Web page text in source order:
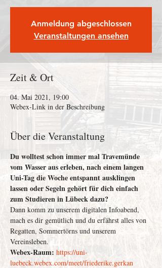
Anmeldung abgeschlossen
Veranstaltungen ansehen
Zeit & Ort
04. Mai 2021, 19:00
Webex-Link in der Beschreibung
Über die Veranstaltung
Du wolltest schon immer mal Travemünde
vom Wasser aus erleben, nach einem langen
Uni-Tag die Woche entspannt ausklingen
lassen oder Segeln gehört für dich einfach
zum Studieren in Lübeck dazu?
Dann komm zu unserem digitalen Infoabend,
mach es dir gemütlich und du erfährst alles von
Regatten, Sommertörns und unserem
Vereinsleben.
Webex-Raum: https://uni-
luebeck.webex.com/meet/friederike.gerkan